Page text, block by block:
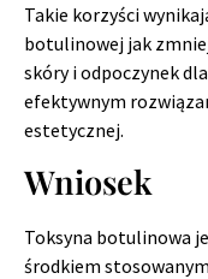
Takie korzyści
botulinowej jak
skóry i odpoczynek
efektywnym
estetycznej.
Wniosek
Toksyna botulinowa
środkiem